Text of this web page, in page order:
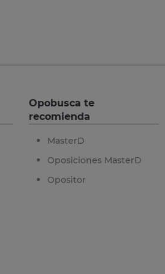
Opobusca te
recomienda
MasterD
Oposiciones MasterD
Opositor